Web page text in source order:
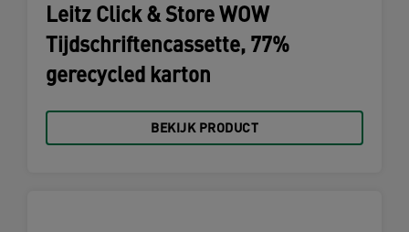
Leitz Click & Store WOW
Tijdschriftencassette, 77%
gerecycled karton
BEKIJK PRODUCT